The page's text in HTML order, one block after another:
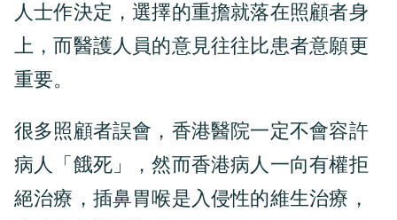
人士作決定，選擇的重擔就落在照顧者身
上，而醫護人員的意見往往比患者意願更
重要。
很多照顧者誤會，香港醫院一定不會容許
病人「餓死」，然而香港病人一向有權拒
絕治療，插鼻胃喉是入侵性的維生治療，